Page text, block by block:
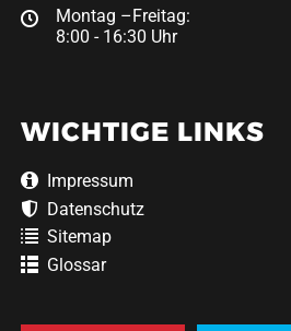
Montag –Freitag:
8:00 - 16:30 Uhr
WICHTIGE LINKS
Impressum
Datenschutz
Sitemap
Glossar